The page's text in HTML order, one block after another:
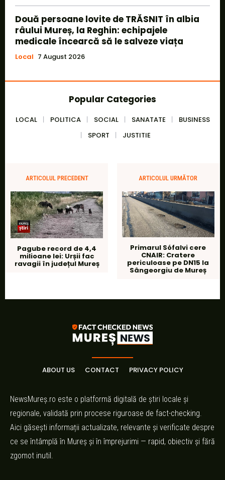
Două persoane lovite de TRĂSNIT în albia
râului Mureș, la Reghin: echipajele
medicale încearcă să le salveze viața
Local 7 August 2026
Popular Categories
LOCAL POLITICA SOCIAL SANATATE
BUSINESS
SPORT
JUSTITIE
ARTICOLUL PRECEDENT
Pagube record de 4,4
milioane lei: Urșii fac
ravagii în județul Mureș
ARTICOLUL URMĂTOR
Primarul Sófalvi cere
CNAIR: Cratere
periculoase pe DN15 la
Sângeorgiu de Mureș
ABOUT US CONTACT PRIVACY POLICY
NewsMureș.ro este o platformă digitală de știri locale și
regionale, validată prin procese riguroase de fact-checking.
Aici găsești informații actualizate, relevante și verificate despre
ce se întâmplă în Mureș și în împrejurimi — rapid, obiectiv și fără
zgomot inutil.